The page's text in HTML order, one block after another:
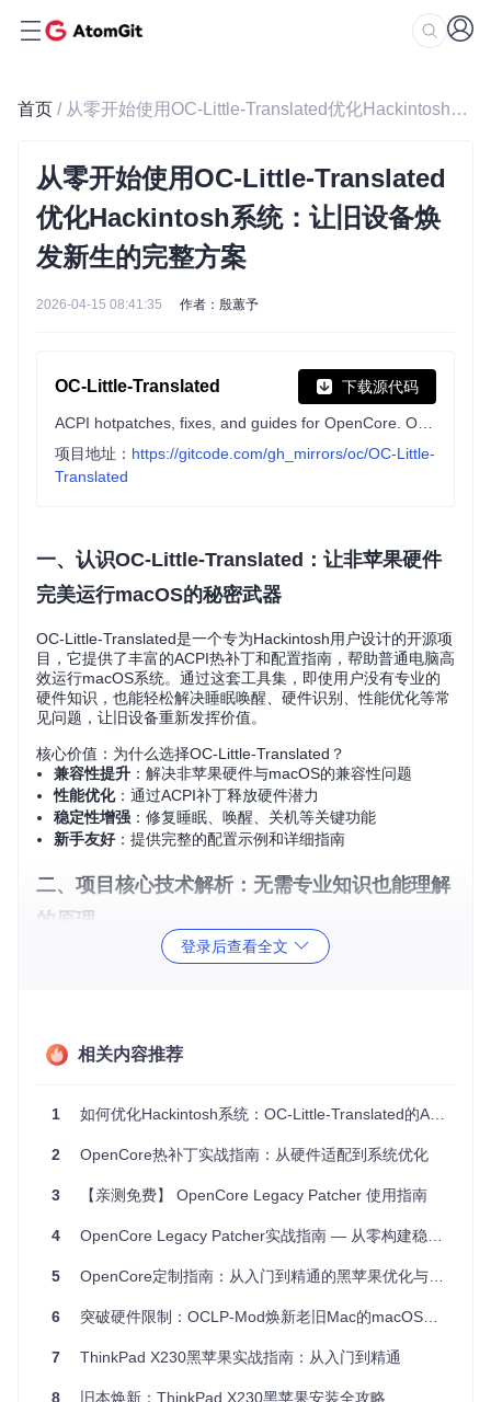
首页 / 从零开始使用OC-Little-Translated优化Hackintosh系统：让旧设备焕发新生的完整方案
从零开始使用OC-Little-Translated
优化Hackintosh系统：让旧设备焕
发新生的完整方案
2026-04-15 08:41:35 作者：殷蕙予
OC-Little-Translated 下载源代码
项目地址： https://gitcode.com/gh_mirrors/oc/OC-Little-
Translated
一、认识OC-Little-Translated：让非苹果硬件
完美运行macOS的秘密武器
OC-Little-Translated是一个专为Hackintosh用户设计的开源项
目，它提供了丰富的ACPI热补丁和配置指南，帮助普通电脑高
效运行macOS系统。通过这套工具集，即使用户没有专业的
硬件知识，也能轻松解决睡眠唤醒、硬件识别、性能优化等常
见问题，让旧设备重新发挥价值。
核心价值：为什么选择OC-Little-Translated？
兼容性提升 ：解决非苹果硬件与macOS的兼容性问题
性能优化：通过ACPI补丁释放硬件潜力
稳定性增强 ：修复睡眠、唤醒、关机等关键功能
新手友好 ：提供完整的配置示例和详细指南
二、项目核心技术解析：无需专业知识也能理解
的原理
1. OpenCore引导管理器：系统启动的"翻译官"
让它能理解更多非苹果硬件的"语言"。
言。当macOS无法正确识别某些硬件时，我们需要通过SSDT
补丁（系统描述表补丁）来修改这段"对话"，让系统能够理解
并控制这些硬件。
苹果电脑使用专用硬件和固件，普通PC需要额外配置才能
不同品牌的硬件有不同的"方言"，需要补丁来统一沟通方式
补丁可以修复macOS对非苹果硬件的支持缺陷
三、准备工作：开始前你需要了解的事项
1. 必备条件
登录后查看全文
相关内容推荐
1 如何优化Hackintosh系统：OC-Little-Translated的ACPI补丁与配置指南
2 OpenCore热补丁实战指南：从硬件适配到系统优化
3 【亲测免费】 OpenCore Legacy Patcher 使用指南
4 OpenCore Legacy Patcher实战指南 — 从零构建稳定黑苹果系统
5 OpenCore定制指南：从入门到精通的黑苹果优化与EFI配置全攻略
6 突破硬件限制：OCLP-Mod焕新老旧Mac的macOS兼容性扩展方案
7 ThinkPad X230黑苹果实战指南：从入门到精通
8 旧本焕新：ThinkPad X230黑苹果安装全攻略